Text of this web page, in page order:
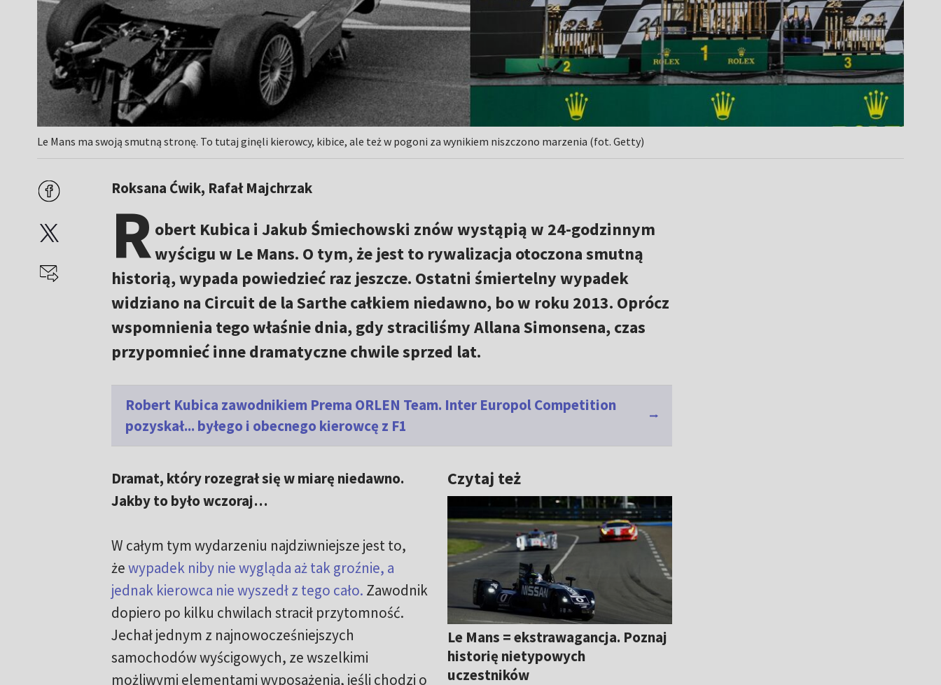
Le Mans ma swoją smutną stronę. To tutaj ginęli kierowcy, kibice, ale też w pogoni za wynikiem niszczono marzenia (fot. Getty)
Roksana Ćwik, Rafał Majchrzak
Robert Kubica i Jakub Śmiechowski znów wystąpią w 24-godzinnym
wyścigu w Le Mans. O tym, że jest to rywalizacja otoczona smutną
historią, wypada powiedzieć raz jeszcze. Ostatni śmiertelny wypadek
widziano na Circuit de la Sarthe całkiem niedawno, bo w roku 2013. Oprócz
wspomnienia tego właśnie dnia, gdy straciliśmy Allana Simonsena, czas
przypomnieć inne dramatyczne chwile sprzed lat.
Robert Kubica zawodnikiem Prema ORLEN Team. Inter Europol Competition
pozyskał... byłego i obecnego kierowcę z F1
Czytaj też
Le Mans = ekstrawagancja. Poznaj
historię nietypowych
uczestników
Dramat, który rozegrał się w miarę niedawno.
Jakby to było wczoraj…
W całym tym wydarzeniu najdziwniejsze jest to,
żewypadek niby nie wygląda aż tak groźnie, a
jednak kierowca nie wyszedł z tego cało. Zawodnik
dopiero po kilku chwilach stracił przytomność.
Jechał jednym z najnowocześniejszych
samochodów wyścigowych, ze wszelkimi
możliwymi elementami wyposażenia, jeśli chodzi o